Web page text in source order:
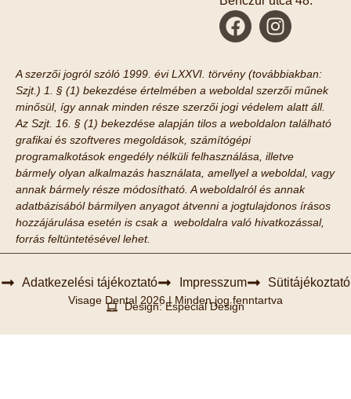
A szerzői jogról szóló 1999. évi LXXVI. törvény (továbbiakban:
Szjt.) 1. § (1) bekezdése értelmében a weboldal szerzői műnek
minősül, így annak minden része szerzői jogi védelem alatt áll.
Az Szjt. 16. § (1) bekezdése alapján tilos a weboldalon található
grafikai és szoftveres megoldások, számítógépi
programalkotások engedély nélküli felhasználása, illetve
bármely olyan alkalmazás használata, amellyel a weboldal, vagy
annak bármely része módosítható. A weboldalról és annak
adatbázisából bármilyen anyagot átvenni a jogtulajdonos írásos
hozzájárulása esetén is csak a weboldalra való hivatkozással,
forrás feltüntetésével lehet.
Adatkezelési tájékoztató Impresszum Sütitájékoztató
Visage Dental 2026 | Minden jog fenntartva
Design: Especial Design